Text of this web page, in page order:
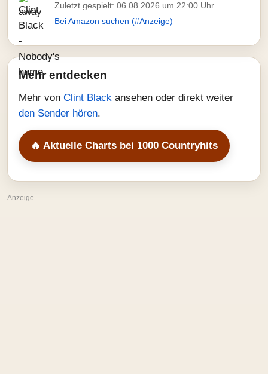
Zuletzt gespielt: 06.08.2026 um 22:00 Uhr
Bei Amazon suchen (#Anzeige)
Mehr entdecken
Mehr von Clint Black ansehen oder direkt weiter
den Sender hören.
🔥 Aktuelle Charts bei 1000 Countryhits
Anzeige